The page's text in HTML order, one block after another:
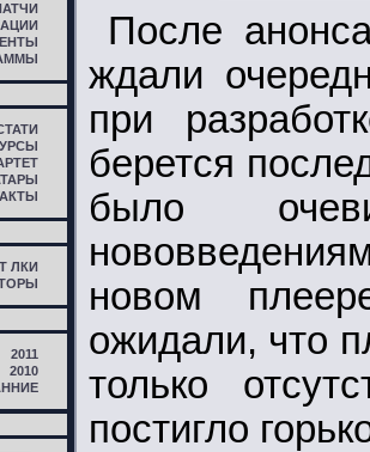
ЛКИ
2011
2010
После
ждали
при
берется
было
новом
ожидали, что
только
постигло